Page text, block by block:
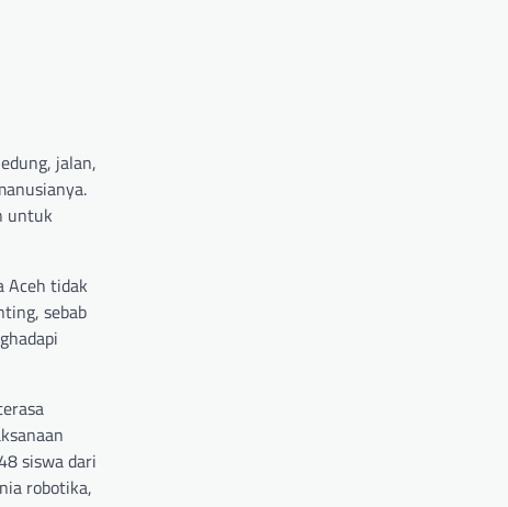
jalan,
untuk
Aceh tidak
sebab
siswa dari
robotika,